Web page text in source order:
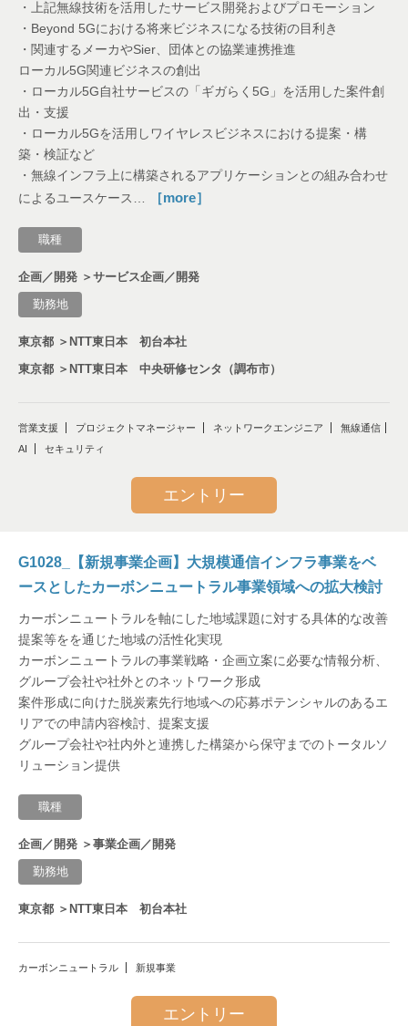
・上記無線技術を活用したサービス開発およびプロモーション
・Beyond 5Gにおける将来ビジネスになる技術の目利き
・関連するメーカやSier、団体との協業連携推進
ローカル5G関連ビジネスの創出
・ローカル5G自社サービスの「ギガらく5G」を活用した案件創
出・支援
・ローカル5Gを活用しワイヤレスビジネスにおける提案・構
築・検証など
・無線インフラ上に構築されるアプリケーションとの組み合わせ
によるユースケース…
［more］
職種
企画／開発 ＞サービス企画／開発
勤務地
東京都 ＞NTT東日本 初台本社
東京都 ＞NTT東日本 中央研修センタ（調布市）
営業支援 プロジェクトマネージャー ネットワークエンジニア
無線通信
AI
セキュリティ
エントリー
G1028_【新規事業企画】大規模通信インフラ事業をベ
ースとしたカーボンニュートラル事業領域への拡大検討
カーボンニュートラルを軸にした地域課題に対する具体的な改善
提案等をを通じた地域の活性化実現
カーボンニュートラルの事業戦略・企画立案に必要な情報分析、
グループ会社や社外とのネットワーク形成
案件形成に向けた脱炭素先行地域への応募ポテンシャルのあるエ
リアでの申請内容検討、提案支援
グループ会社や社内外と連携した構築から保守までのトータルソ
リューション提供
職種
企画／開発 ＞事業企画／開発
勤務地
東京都 ＞NTT東日本 初台本社
カーボンニュートラル 新規事業
エントリー